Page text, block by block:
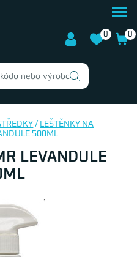
0 0
/
LEŠTĚNKY NA
500ML
LEVANDULE